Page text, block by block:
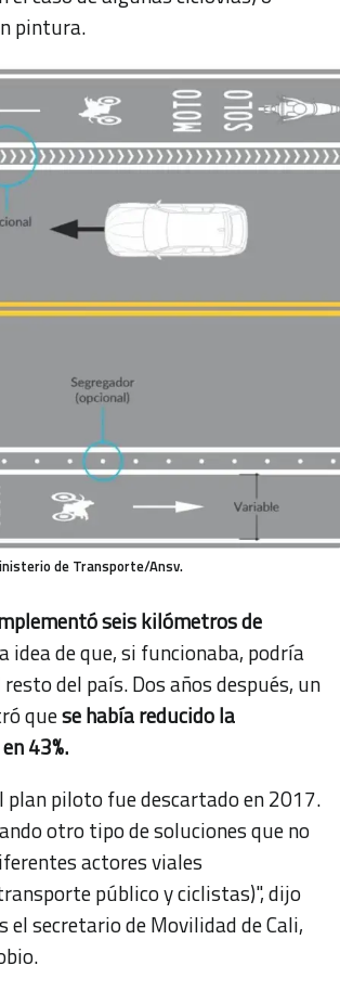
pintura.
de Transporte/Ansv.
seis kilómetros de
idea de que, si funcionaba, podría
del país. Dos años después, un
quese había reducido la
43%.
plan piloto fue descartado en 2017.
otro tipo de soluciones que no
actores viales
público y ciclistas)", dijo
el secretario de Movilidad de Cali,